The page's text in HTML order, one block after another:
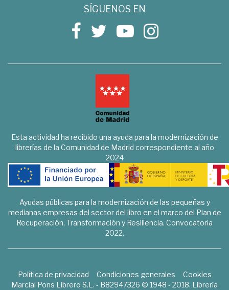
SÍGUENOS EN
Esta actividad ha recibido una ayuda para la modernización de
librerías de la Comunidad de Madrid correspondiente al año
2024
Ayudas públicas para la modernización de las pequeñas y
medianas empresas del sector del libro en el marco del Plan de
Recuperación, Transformación y Resiliencia. Convocatoria
2022.
Política de privacidad Condiciones generales
Cookies
Marcial Pons Librero S.L. - B82947326 © 1948 - 2018. Librería